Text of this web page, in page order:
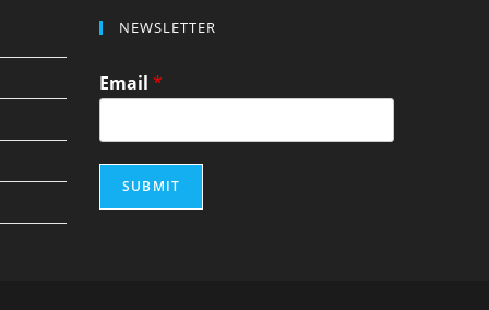
NEWSLETTER
Email *
SUBMIT